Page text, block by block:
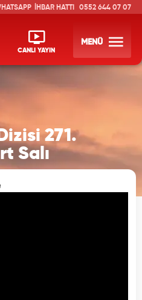
CANLI YAYIN
MENÜ
İHBAR HATTI 0552 644 07 07
271.
Salı